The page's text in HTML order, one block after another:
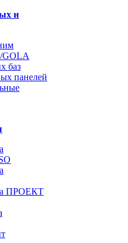
и
GOLA
баз
панелей
ПРОЕКТ